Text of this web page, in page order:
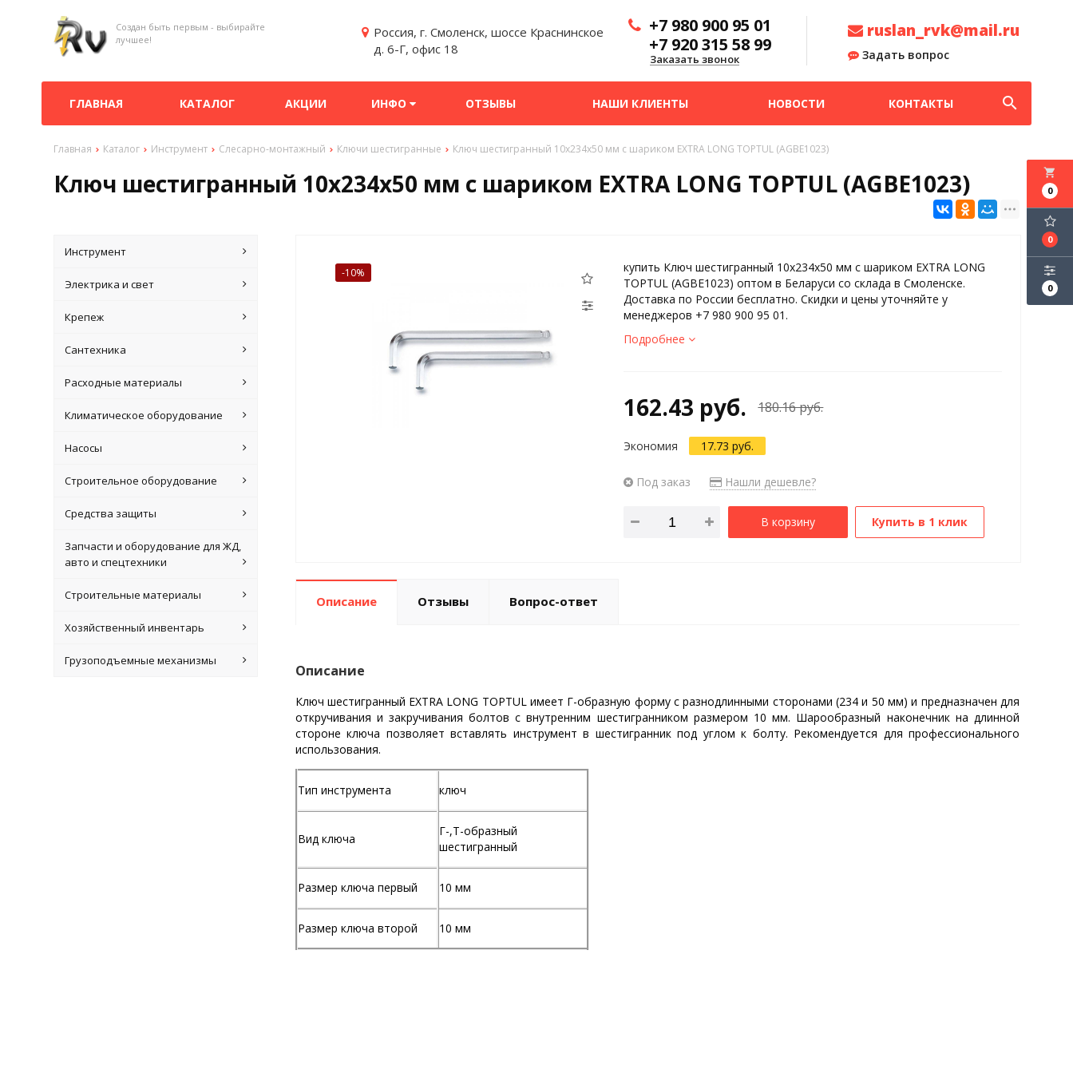
Создан быть первым - выбирайте
лучшее!
Россия, г. Смоленск, шоссе Краснинское
д. 6-Г, офис 18
+7 980 900 95 01
+7 920 315 58 99
Заказать звонок
ruslan_rvk@mail.ru
Задать вопрос
ГЛАВНАЯ КАТАЛОГ АКЦИИ ИНФО ОТЗЫВЫ НАШИ КЛИЕНТЫ НОВОСТИ КОНТАКТЫ search
Главная Каталог Инструмент Слесарно-монтажный Ключи шестигранные Ключ шестигранный 10х234х50 мм с шариком EXTRA LONG TOPTUL (AGBE1023)
Ключ шестигранный 10х234х50 мм с шариком EXTRA LONG TOPTUL (AGBE1023) local_grocery_store
0
0
0
Инструмент
Электрика и свет
Крепеж
Сантехника
Расходные материалы
Климатическое оборудование
Насосы
Строительное оборудование
Средства защиты
Запчасти и оборудование для ЖД,
авто и спецтехники
Строительные материалы
Хозяйственный инвентарь
Грузоподъемные механизмы
-10%
купить Ключ шестигранный 10х234х50 мм с шариком EXTRA LONG
TOPTUL (AGBE1023) оптом в Беларуси со склада в Смоленске.
Доставка по России бесплатно. Скидки и цены уточняйте у
менеджеров +7 980 900 95 01.
Подробнее
162.43 руб. 180.16 руб.
Экономия 17.73 руб.
Под заказ Нашли дешевле?
В корзину Купить в 1 клик
Описание Отзывы Вопрос-ответ
Описание
Ключ шестигранный EXTRA LONG TOPTUL имеет Г-образную форму с разнодлинными сторонами (234 и 50 мм) и предназначен для
откручивания и закручивания болтов с внутренним шестигранником размером 10 мм. Шарообразный наконечник на длинной
стороне ключа позволяет вставлять инструмент в шестигранник под углом к болту. Рекомендуется для профессионального
использования.
Тип инструмента ключ
Вид ключа
Г-,Т-образный
шестигранный
Размер ключа первый 10 мм
Размер ключа второй 10 мм